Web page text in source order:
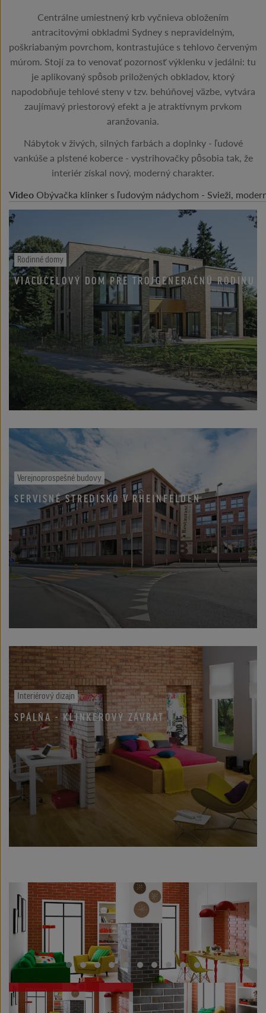
Centrálne umiestnený krb vyčnieva obložením
antracitovými obkladmi Sydney s nepravidelným,
poškriabaným povrchom, kontrastujúce s tehlovo červeným
múrom. Stojí za to venovať pozornosť výklenku v jedálni: tu
je aplikovaný spôsob priložených obkladov, ktorý
napodobňuje tehlové steny v tzv. behúňovej väzbe, vytvára
zaujímavý priestorový efekt a je atraktívnym prvkom
aranžovania.
Nábytok v živých, silných farbách a doplnky - ľudové
vankúše a plstené koberce - vystrihovačky pôsobia tak, že
interiér získal nový, moderný charakter.
Video Obývačka klinker s ľudovým nádychom - Svieži,
Rodinné domy
VIACÚČELOVÝ DOM PRE TROJGENERAČNÚ RODINU
Verejnoprospešné budovy
SERVISNÉ STREDISKO V RHEINFELDEN
Interiérový dizajn
SPÁLŇA - KLINKEROVÝ ZÁVRAT